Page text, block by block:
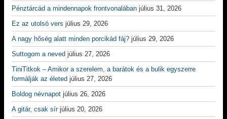
Pénztárcád a mindennapok frontvonalában július 31, 2026
Ez az utolsó vers július 29, 2026
A nagy hőség alatt minden porcikád fáj? július 29, 2026
Suttogom a neved július 27, 2026
TiniTitkok – Amikor a szerelem, a barátok és a bulik egyszerre
formálják az életed július 27, 2026
Boldog névnapot július 26, 2026
A gitár, csak sír július 20, 2026